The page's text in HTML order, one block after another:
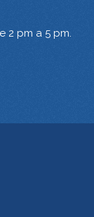
2 pm a 5 pm.